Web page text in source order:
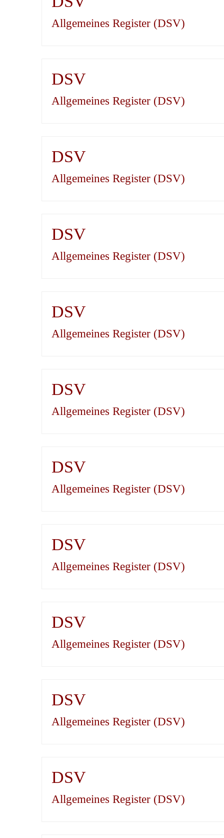
Allgemeines Register (DSV)
DSV
Allgemeines Register (DSV)
DSV
Allgemeines Register (DSV)
DSV
Allgemeines Register (DSV)
DSV
Allgemeines Register (DSV)
DSV
Allgemeines Register (DSV)
DSV
Allgemeines Register (DSV)
DSV
Allgemeines Register (DSV)
DSV
Allgemeines Register (DSV)
DSV
Allgemeines Register (DSV)
DSV
Allgemeines Register (DSV)